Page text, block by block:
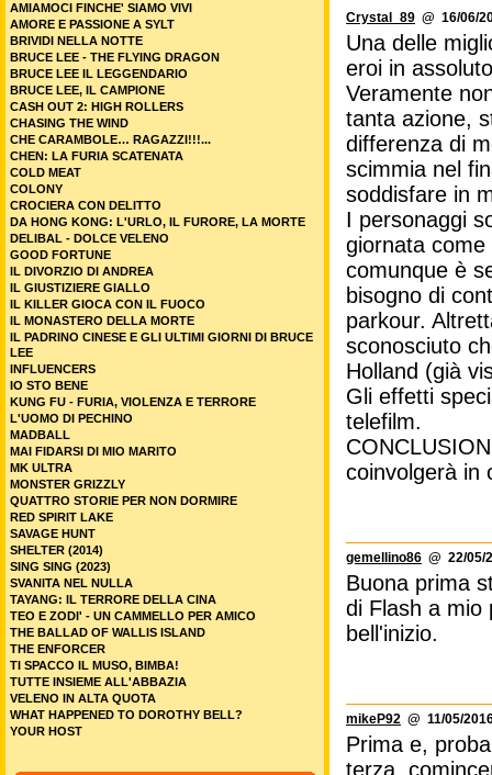
Crystal_89 @ 16/06/
Una delle
eroi in
Veramente
tanta azione,
differenza di
scimmia nel
soddisfare in
I personaggi
giornata
comunque è
bisogno di
parkour.
sconosciuto
Holland (già
Gli effetti
telefilm.
coinvolgerà in
gemellino86 @ 22/05/
Buona prima
di Flash a mio
bell'inizio.
mikeP92 @ 11/05/
Prima e,
terza,
AMIAMOCI FINCHE' SIAMO VIVI
AMORE E PASSIONE A SYLT
BRIVIDI NELLA NOTTE
BRUCE LEE - THE FLYING DRAGON
BRUCE LEE IL LEGGENDARIO
BRUCE LEE, IL CAMPIONE
CASH OUT 2: HIGH ROLLERS
CHASING THE WIND
CHE CARAMBOLE… RAGAZZI!!!...
CHEN: LA FURIA SCATENATA
COLD MEAT
COLONY
CROCIERA CON DELITTO
DA HONG KONG: L'URLO, IL FURORE, LA MORTE
DELIBAL - DOLCE VELENO
GOOD FORTUNE
IL DIVORZIO DI ANDREA
IL GIUSTIZIERE GIALLO
IL KILLER GIOCA CON IL FUOCO
IL MONASTERO DELLA MORTE
IL PADRINO CINESE E GLI ULTIMI GIORNI DI BRUCE
LEE
INFLUENCERS
IO STO BENE
KUNG FU - FURIA, VIOLENZA E TERRORE
L'UOMO DI PECHINO
MADBALL
MAI FIDARSI DI MIO MARITO
MK ULTRA
MONSTER GRIZZLY
QUATTRO STORIE PER NON DORMIRE
RED SPIRIT LAKE
SAVAGE HUNT
SHELTER (2014)
SING SING (2023)
SVANITA NEL NULLA
TAYANG: IL TERRORE DELLA CINA
TEO E ZODI' - UN CAMMELLO PER AMICO
THE BALLAD OF WALLIS ISLAND
THE ENFORCER
TI SPACCO IL MUSO, BIMBA!
TUTTE INSIEME ALL'ABBAZIA
VELENO IN ALTA QUOTA
WHAT HAPPENED TO DOROTHY BELL?
YOUR HOST